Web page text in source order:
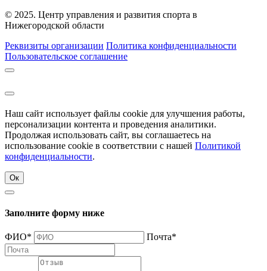
© 2025. Центр управления и развития спорта в
Нижегородской области
Реквизиты организации Политика конфиденциальности
Пользовательское соглашение
Наш сайт использует файлы cookie для улучшения работы,
персонализации контента и проведения аналитики.
Продолжая использовать сайт, вы соглашаетесь на
использование cookie в соответствии с нашей Политикой
конфиденциальности.
Ок
Заполните форму ниже
ФИО* Почта*